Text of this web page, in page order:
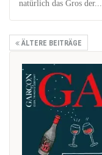
natürlich das Gros der...
ÄLTERE BEITRÄGE